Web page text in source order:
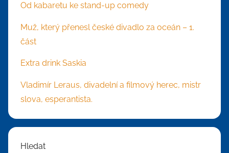
Od kabaretu ke stand-up comedy
Muž, který přenesl české divadlo za oceán – 1.
část
Extra drink Saskia
Vladimír Leraus, divadelní a filmový herec, mistr
slova, esperantista.
Hledat